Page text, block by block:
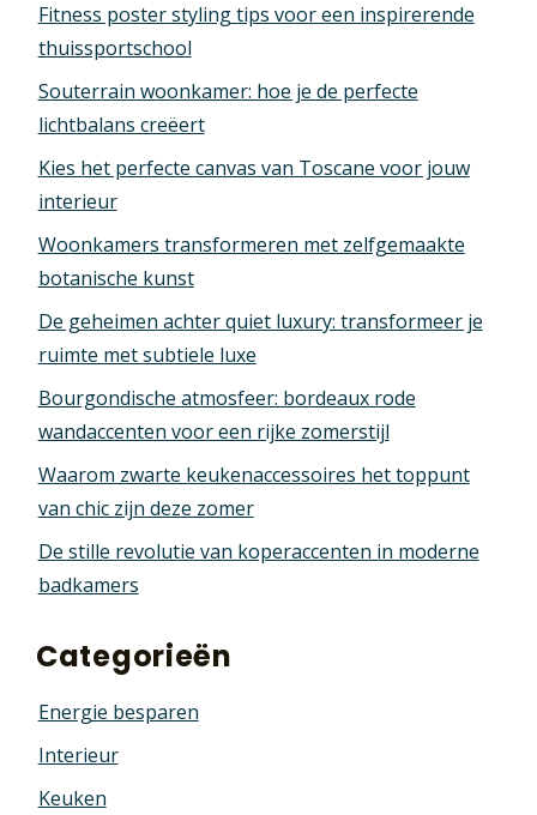
Fitness poster styling tips voor een inspirerende
thuissportschool
Souterrain woonkamer: hoe je de perfecte
lichtbalans creëert
Kies het perfecte canvas van Toscane voor jouw
interieur
Woonkamers transformeren met zelfgemaakte
botanische kunst
De geheimen achter quiet luxury: transformeer je
ruimte met subtiele luxe
Bourgondische atmosfeer: bordeaux rode
wandaccenten voor een rijke zomerstijl
Waarom zwarte keukenaccessoires het toppunt
van chic zijn deze zomer
De stille revolutie van koperaccenten in moderne
badkamers
Categorieën
Energie besparen
Interieur
Keuken